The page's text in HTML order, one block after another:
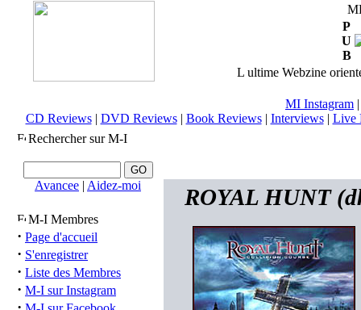
P
U
B
L ultime Webzine
MI Instagram
CD Reviews| DVD Reviews| Book Reviews| Interviews| Live
Rechercher sur M-I
Avancee | Aidez-moi
M-I Membres
· Page d'accueil
· S'enregistrer
· Liste des Membres
· M-I sur Instagram
ROYAL HUNT